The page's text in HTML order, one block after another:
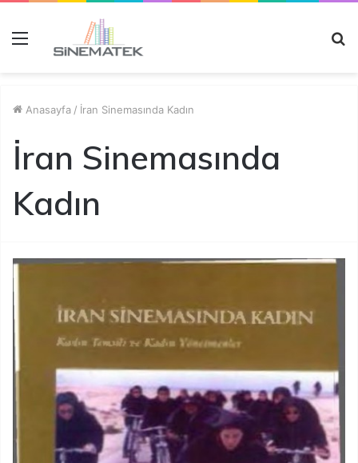
Anasayfa / İran Sinemasında Kadın
İran Sinemasında
Kadın